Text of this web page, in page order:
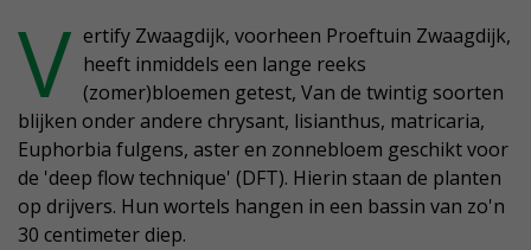
V ertify Zwaagdijk, voorheen Proeftuin Zwaagdijk,
heeft inmiddels een lange reeks
(zomer)bloemen getest, Van de twintig soorten
blijken onder andere chrysant, lisianthus, matricaria,
Euphorbia fulgens, aster en zonnebloem geschikt voor
de 'deep flow technique' (DFT). Hierin staan de planten
op drijvers. Hun wortels hangen in een bassin van zo'n
30 centimeter diep.